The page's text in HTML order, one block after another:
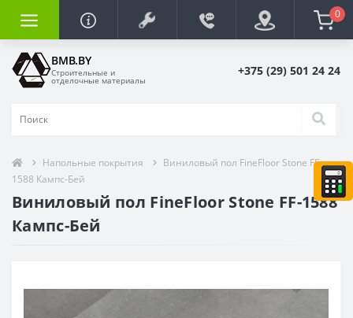
0
BMB.BY
Строительные и
отделочные материалы
+375 (29) 501 24 24
Напольные покрытия
Виниловый пол FineFloor Stone FF-
1588 Кампс-Бей
Виниловый пол FineFloor Stone FF-1588
Кампс-Бей